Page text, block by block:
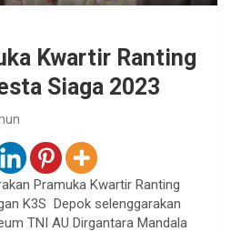
Kwartir Ranting
Siaga 2023
Pramuka Kwartir Ranting
K3S Depok selenggarakan
TNI AU Dirgantara Mandala